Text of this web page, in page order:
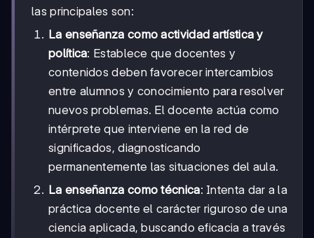
las principales son:
La enseñanza como actividad artística y
política: Establece que docentes y
contenidos deben favorecer intercambios
entre alumnos y conocimiento para resolver
nuevos problemas. El docente actúa como
intérprete que interviene en la red de
significados, diagnosticando
permanentemente las situaciones del aula.
La enseñanza como técnica: Intenta dar a la
práctica docente el carácter riguroso de una
ciencia aplicada, buscando eficacia a través